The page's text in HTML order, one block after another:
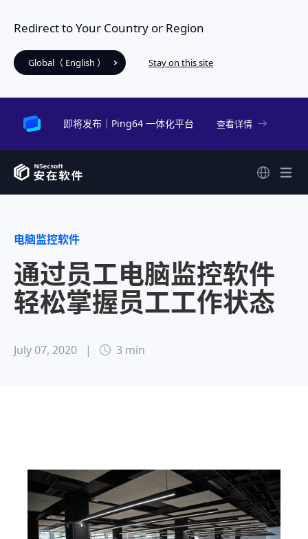
Redirect to Your Country or Region
Global（ English ） Stay on this site
即将发布｜Ping64 一体化平台 查看详情
电脑监控软件
通过员工电脑监控软件
轻松掌握员工工作状态
July 07, 2020 | 3 min